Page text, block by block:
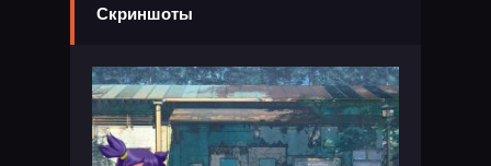
Скриншоты